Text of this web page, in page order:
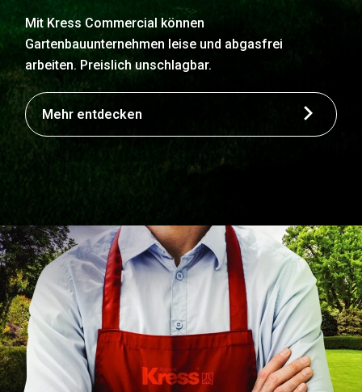
Mit Kress Commercial können
Gartenbauunternehmen leise und abgasfrei
arbeiten. Preislich unschlagbar.
Mehr entdecken